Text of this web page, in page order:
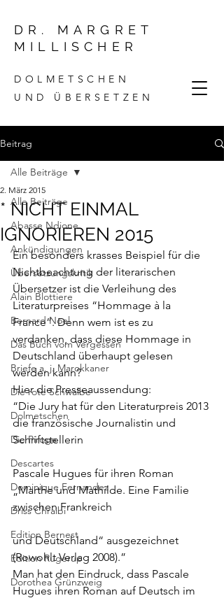
DR. MARGRET
MILLISCHER
DOLMETSCHEN
UND ÜBERSETZEN
Beitrag
Alle Beiträge
Abasse Ndione
Ankündigungen
Übersetzungskritik
Alain Blottiere
Bernard Noel
Das Buch vom Vergessen
Briefe a. j. Marokkaner
Die rote Schwalbe
Dolmetschen
Die Piroge
Descartes
Dominique Fernandez
Driss Chraibi
Edition Bernest
Edition Rugerup
Dorothea Grünzweig
Alle Beiträge
* NICHT EINMAL
IGNORIEREN 2015
2. März 2015
Ein besonders krasses Beispiel für die
Nichtbeachtung der literarischen
Übersetzer ist die Verleihung des
Literaturpreises “Hommage à la
France”. Denn wem ist es zu
verdanken, dass diese Hommage in
Deutschland überhaupt gelesen
werden kann?
Hier die Presseaussendung:
“Die Jury hat für den Literaturpreis 2013
die französische Journalistin und
Schriftstellerin
Pascale Hugues für ihren Roman
„Marthe und Mathilde. Eine Familie
zwischen Frankreich
und Deutschland“ ausgezeichnet
(Rowohlt Verlag 2008).”
Man hat den Eindruck, dass Pascale
Hugues ihren Roman auf Deutsch im